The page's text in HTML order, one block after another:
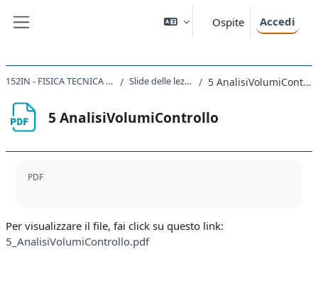
Ospite Accedi
152IN - FISICA TECNICA 2025 Slide delle lezioni 5 AnalisiVolumiControllo
5 AnalisiVolumiControllo
PDF
Per visualizzare il file, fai click su questo link:
5_AnalisiVolumiControllo.pdf